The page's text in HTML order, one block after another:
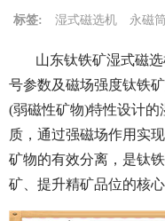
标签: 湿式磁选机 永磁
山东钛铁矿湿式磁
号参数及磁场强度钛铁
(弱磁性矿物)特性设计
质，通过强磁场作用实
矿物的有效分离，是钛
矿、提升精矿品位的核心